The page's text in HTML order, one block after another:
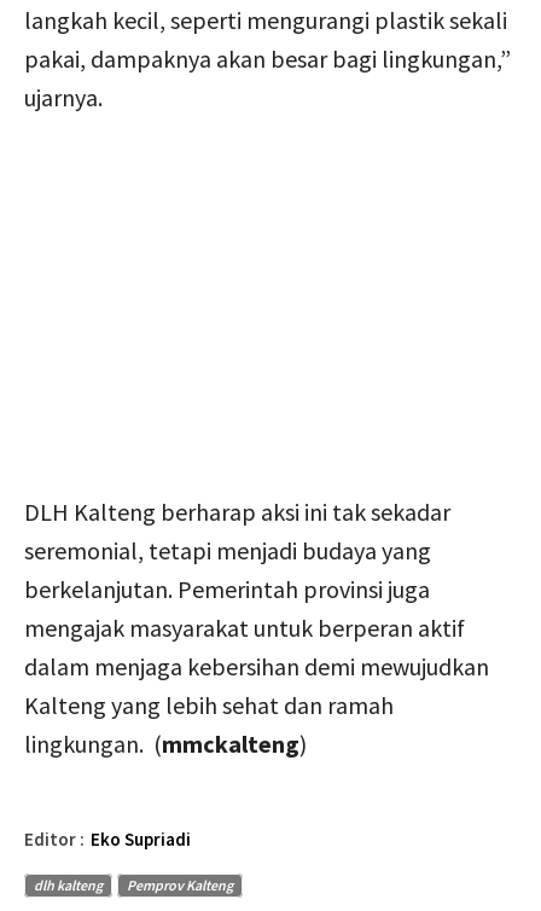
langkah kecil, seperti mengurangi plastik sekali
pakai, dampaknya akan besar bagi lingkungan,”
ujarnya.
DLH Kalteng berharap aksi ini tak sekadar
seremonial, tetapi menjadi budaya yang
berkelanjutan. Pemerintah provinsi juga
mengajak masyarakat untuk berperan aktif
dalam menjaga kebersihan demi mewujudkan
Kalteng yang lebih sehat dan ramah
lingkungan. (mmckalteng)
Editor : Eko Supriadi
dlh kalteng Pemprov Kalteng